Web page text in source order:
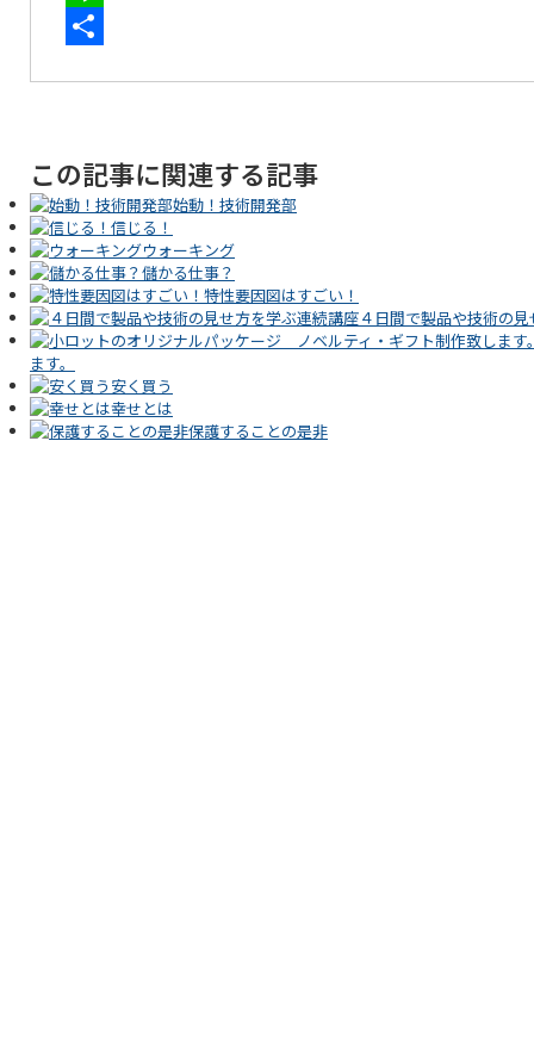
Line
有
この記事に関連する記事
始動！技術開発部
信じる！
ウォーキング
儲かる仕事？
特性要因図はすごい！
４日間で製品や技術の
ます。
安く買う
幸せとは
保護することの是非